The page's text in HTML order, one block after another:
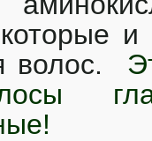
которые
волос.